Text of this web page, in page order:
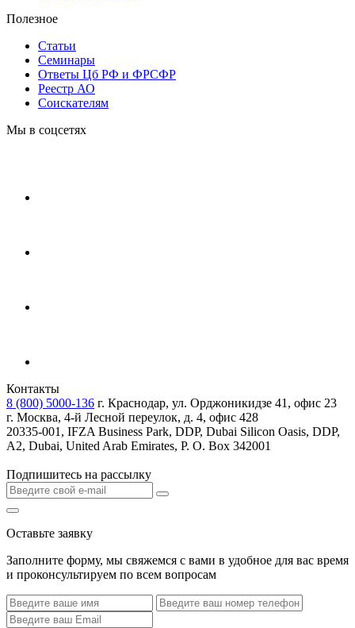
Полезное
Статьи
Cеминары
Ответы Цб РФ и ФРСФР
Реестр АО
Соискателям
Мы в соцсетях
Контакты
8 (800) 5000-136 г. Краснодар, ул. Орджоникидзе 41, офис 23
г. Москва, 4-й Лесной переулок, д. 4, офис 428
20335-001, IFZA Business Park, DDP, Dubai Silicon Oasis, DDP,
A2, Dubai, United Arab Emirates, P. O. Box 342001
Подпишитесь на рассылку
Оставьте заявку
Заполните форму, мы свяжемся с вами в удобное для вас время
и проконсультируем по всем вопросам